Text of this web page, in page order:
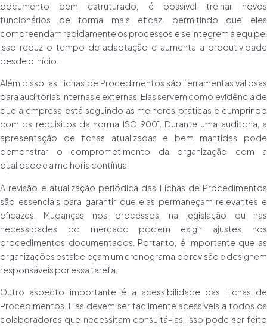
documento bem estruturado, é possível treinar novos
funcionários de forma mais eficaz, permitindo que eles
compreendam rapidamente os processos e se integrem à equipe.
Isso reduz o tempo de adaptação e aumenta a produtividade
desde o início.
Além disso, as Fichas de Procedimentos são ferramentas valiosas
para auditorias internas e externas. Elas servem como evidência de
que a empresa está seguindo as melhores práticas e cumprindo
com os requisitos da norma ISO 9001. Durante uma auditoria, a
apresentação de fichas atualizadas e bem mantidas pode
demonstrar o comprometimento da organização com a
qualidade e a melhoria contínua.
A revisão e atualização periódica das Fichas de Procedimentos
são essenciais para garantir que elas permaneçam relevantes e
eficazes. Mudanças nos processos, na legislação ou nas
necessidades do mercado podem exigir ajustes nos
procedimentos documentados. Portanto, é importante que as
organizações estabeleçam um cronograma de revisão e designem
responsáveis por essa tarefa.
Outro aspecto importante é a acessibilidade das Fichas de
Procedimentos. Elas devem ser facilmente acessíveis a todos os
colaboradores que necessitam consultá-las. Isso pode ser feito